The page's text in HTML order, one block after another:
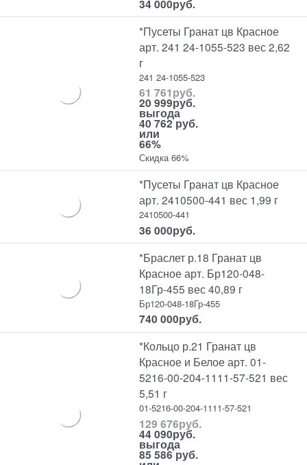
34 000руб.
*Пусеты Гранат цв Красное
арт. 241 24-1055-523 вес 2,62
г
241 24-1055-523
61 761руб.
20 999руб.
выгода
40 762 руб.
или
66%
Скидка 66%
*Пусеты Гранат цв Красное
арт. 2410500-441 вес 1,99 г
2410500-441
36 000руб.
*Браслет р.18 Гранат цв
Красное арт. Бр120-048-
18Гр-455 вес 40,89 г
Бр120-048-18Гр-455
740 000руб.
*Кольцо р.21 Гранат цв
Красное и Белое арт. 01-
5216-00-204-1111-57-521 вес
5,51 г
01-5216-00-204-1111-57-521
129 676руб.
44 090руб.
выгода
85 586 руб.